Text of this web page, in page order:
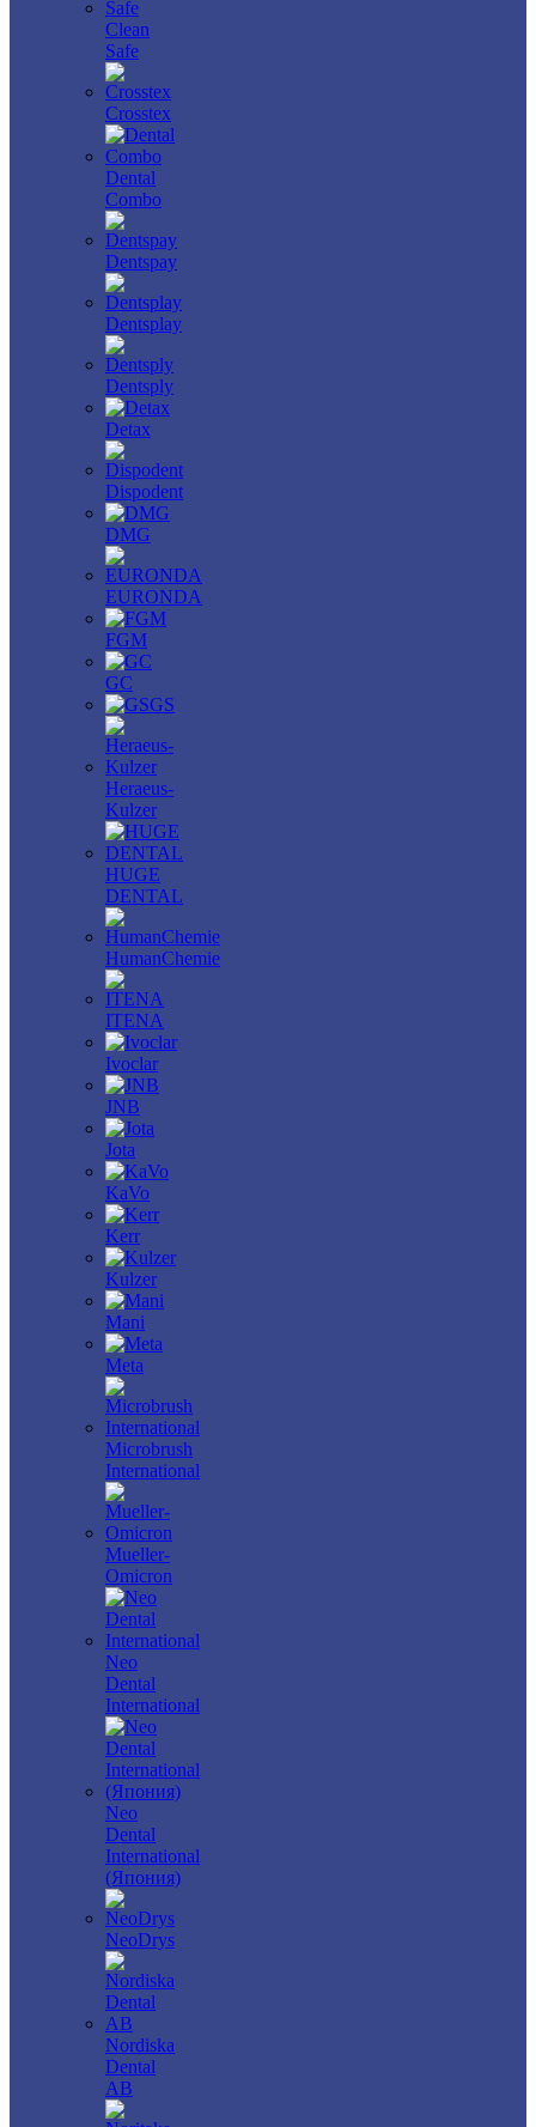
Clean
Safe
Crosstex
Dental
Combo
Dentspay
Dentsplay
Dentsply
Detax
Dispodent
DMG
EURONDA
FGM
GC
GS
Heraeus-
Kulzer
HUGE
DENTAL
HumanChemie
ITENA
Ivoclar
JNB
Jota
KaVo
Kerr
Kulzer
Mani
Meta
Microbrush
International
Mueller-
Omicron
Neo
Dental
International
Neo
Dental
International
(Япония)
NeoDrys
Nordiska
Dental
AB